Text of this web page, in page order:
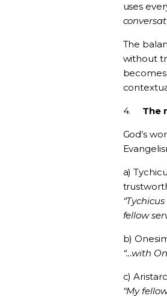
uses
The
without
4. The
God’s
a)
fellow
b)
“…with
c)
“My